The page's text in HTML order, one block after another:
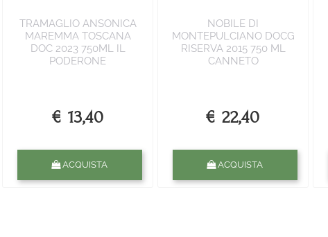
TRAMAGLIO ANSONICA
MAREMMA TOSCANA
DOC 2023 750ML IL
PODERONE
€ 13,40
ACQUISTA
NOBILE DI
MONTEPULCIANO DOCG
RISERVA 2015 750 ML
CANNETO
€ 22,40
ACQUISTA